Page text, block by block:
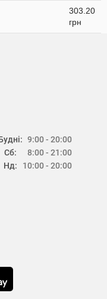
303.20
грн
Сб:
Нд:
9:00 - 20:00
8:00 - 21:00
10:00 - 20:00